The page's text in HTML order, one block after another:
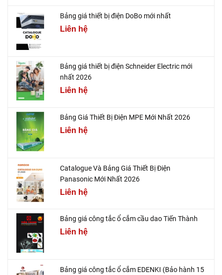
Bảng giá thiết bị điện DoBo mới nhất
Liên hệ
Bảng giá thiết bị điện Schneider Electric mới
nhất 2026
Liên hệ
Bảng Giá Thiết Bị Điện MPE Mới Nhất 2026
Liên hệ
Catalogue Và Bảng Giá Thiết Bị Điện
Panasonic Mới Nhất 2026
Liên hệ
Bảng giá công tắc ổ cắm cầu dao Tiến Thành
Liên hệ
Bảng giá công tắc ổ cắm EDENKI (Bảo hành 15